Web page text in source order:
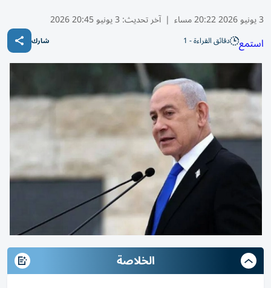
3 يونيو 2026 20:22 مساء | آخر تحديث: 3 يونيو 20:45 2026
استمع دقائق القراءة - 1 شارك
الخلاصة